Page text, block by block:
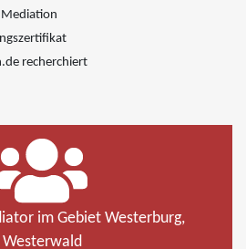
Mediation
recherchiert
im Gebiet Westerburg,
Westerwald